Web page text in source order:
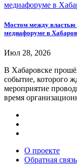
Мостом между властью
медиафоруме в
Июл 28, 2026
В Хабаровске
событие, которого
мероприятие
время
О проекте
Обратная связь